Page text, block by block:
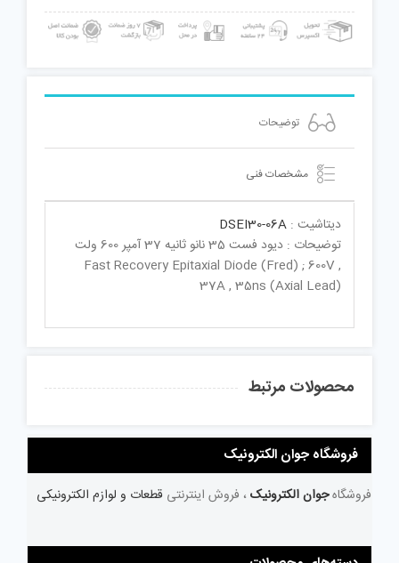
توضیحات
مشخصات فنی
دیتاشیت : DSEI30-06A
توضیحات : دیود فست 35 نانو ثانیه 37 آمپر 600 ولت
Fast Recovery Epitaxial Diode (Fred) ; 600V ,
37A , 35ns (Axial Lead)
محصولات مرتبط
فروشگاه جوان الکترونیک
فروشگاهجوان الکترونیک ، فروش اینترنتی قطعات و لوازم الکترونیکی